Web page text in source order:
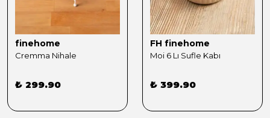
finehome
Cremma Nihale
₺ 299.90
FH finehome
Moi 6 Lı Sufle Kabı
₺ 399.90